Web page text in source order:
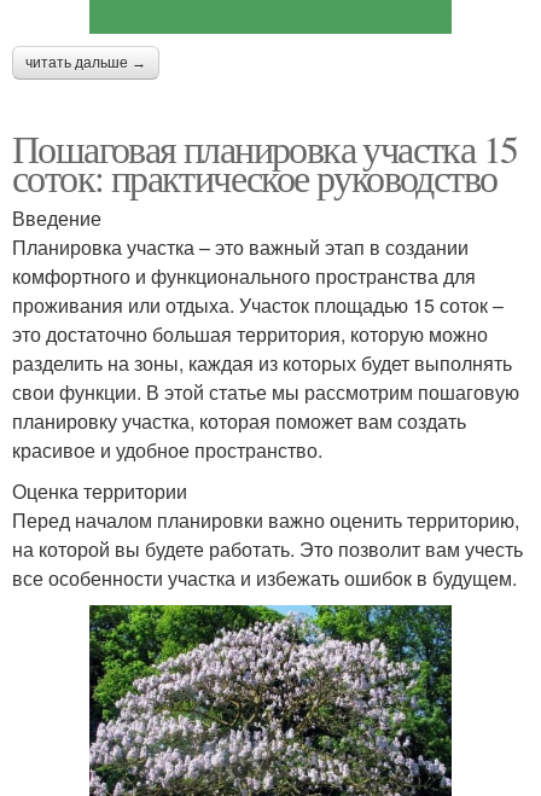
читать дальше →
Пошаговая планировка участка 15
соток: практическое руководство
Введение
Планировка участка – это важный этап в создании
комфортного и функционального пространства для
проживания или отдыха. Участок площадью 15 соток –
это достаточно большая территория, которую можно
разделить на зоны, каждая из которых будет выполнять
свои функции. В этой статье мы рассмотрим пошаговую
планировку участка, которая поможет вам создать
красивое и удобное пространство.
Оценка территории
Перед началом планировки важно оценить территорию,
на которой вы будете работать. Это позволит вам учесть
все особенности участка и избежать ошибок в будущем.